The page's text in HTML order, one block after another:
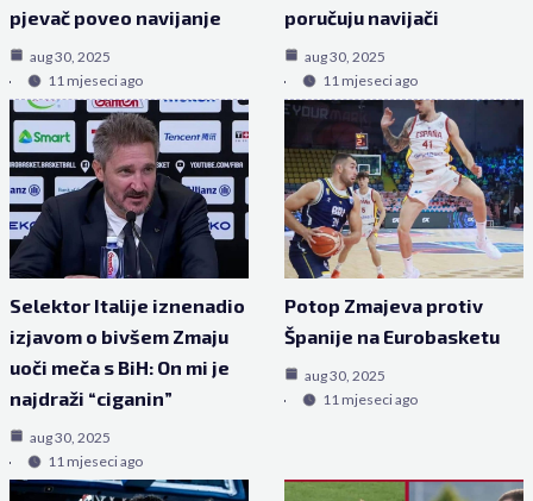
pjevač poveo navijanje
aug 30, 2025
11 mjeseci ago
poručuju navijači
aug 30, 2025
11 mjeseci ago
Selektor Italije iznenadio
izjavom o bivšem Zmaju
uoči meča s BiH: On mi je
najdraži “ciganin”
aug 30, 2025
11 mjeseci ago
Potop Zmajeva protiv
Španije na Eurobasketu
aug 30, 2025
11 mjeseci ago